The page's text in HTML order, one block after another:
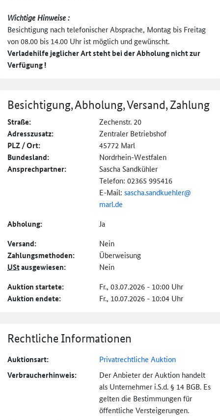
Wichtige Hinweise :
Besichtigung nach telefonischer Absprache, Montag bis Freitag
von 08.00 bis 14.00 Uhr ist möglich und gewünscht.
Verladehilfe jeglicher Art steht bei der Abholung nicht zur
Verfügung !
Besichtigung, Abholung, Versand, Zahlung
Straße: Zechenstr. 20
Adresszusatz: Zentraler Betriebshof
PLZ / Ort: 45772 Marl
Bundesland: Nordrhein-Westfalen
Ansprechpartner:
Sascha Sandkühler
Telefon: 02365 995416
E-Mail: sascha.sandkuehler@
marl.de
Abholung: Ja
Versand: Nein
Zahlungs­methoden: Überweisung
UStausgewiesen: Nein
Auktion startete: Fr., 03.07.2026 - 10:00 Uhr
Auktion endete: Fr., 10.07.2026 - 10:04 Uhr
Rechtliche Informationen
Auktionsart: Privatrechtliche Auktion
Verbraucher­hinweis:
Der Anbieter der Auktion handelt
als Unternehmer i.S.d. § 14 BGB. Es
gelten die Bestimmungen für
öffentliche Versteigerungen.